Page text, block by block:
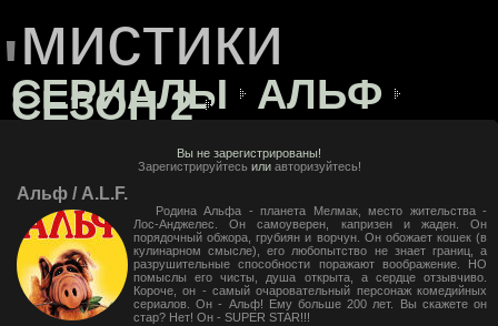
мистики
СЕРИАЛЫ АЛЬФ
СЕЗОН 2
Вы не зарегистрированы!
Зарегистрируйтесьили авторизуйтесь!
Альф / A.L.F.
Родина Альфа - планета Мелмак, место жительства -
Лос-Анджелес. Он самоуверен, капризен и жаден. Он
порядочный обжора, грубиян и ворчун. Он обожает кошек (в
кулинарном смысле), его любопытство не знает границ, а
разрушительные способности поражают воображение. НО
помыслы его чисты, душа открыта, а сердце отзывчиво.
Короче, он - самый очаровательный персонаж комедийных
сериалов. Он - Альф! Ему больше 200 лет. Вы скажете он
стар? Нет! Он - SUPER STAR!!!